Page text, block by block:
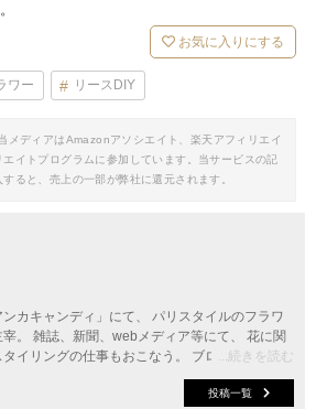
お気に入りにする
ワー リースDIY
メディアはAmazonアソシエイト、楽天アフィリエイ
イトプログラムに参加しています。当サービスの記
ると、売上の一部が弊社に還元されます。
...続きを読む
カキャンディ」にて、 パリスタイルのフラワ
。 雑誌、新聞、webメディア等にて、 花に関
イリングの仕事もおこなう。 ブログでは、 週
や色合わせのコツを提案。 フラワー装飾技能士1
投稿一覧